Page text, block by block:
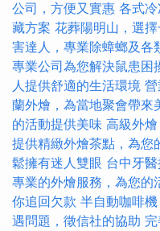
公司，方便又實惠 各式
藏方案 花葬陽明山，選
害達人，專業除蟑螂及各
專業公司為您解決鼠患困
人提供舒適的生活環境
蘭外燴，為當地聚會帶來
的活動提供美味 高級外
提供精緻外燴茶點，為您
鬆擁有迷人雙眼 台中牙
專業的外燴服務，為您的
你追回欠款 半自動咖啡
遇問題，徵信社的協助